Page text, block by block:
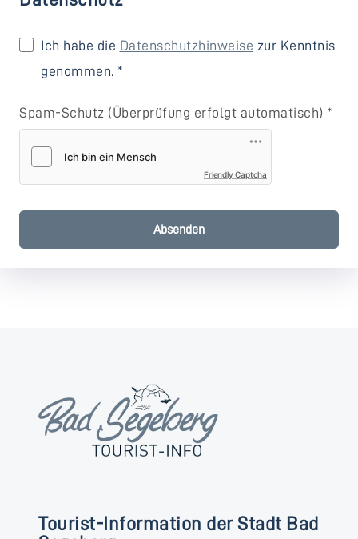
Ich habe die Datenschutzhinweise zur Kenntnis
genommen. *
Spam-Schutz (Überprüfung erfolgt automatisch) *
Friendly Captcha
Absenden
Tourist-Information der Stadt Bad